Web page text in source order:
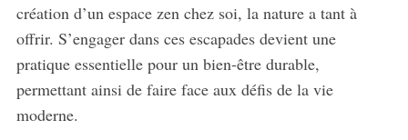
création d’un espace zen chez soi, la nature a tant à
offrir. S’engager dans ces escapades devient une
pratique essentielle pour un bien-être durable,
permettant ainsi de faire face aux défis de la vie
moderne.